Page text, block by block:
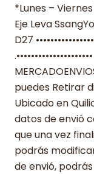
*Lunes –
Eje Leva
D27
MERCADOENVIOS
puedes Retirar
Ubicado en
datos de envió
que una vez
podrás
de envió,